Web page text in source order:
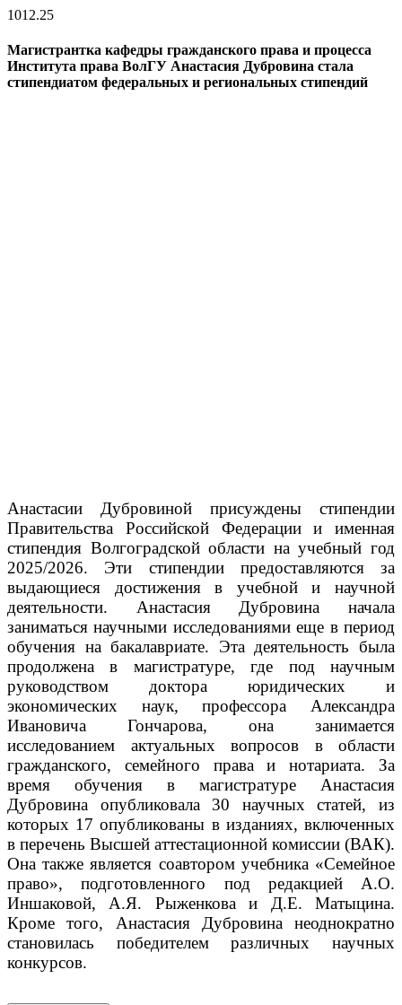
1012.25
Магистрантка кафедры гражданского права и процесса
Института права ВолГУ Анастасия Дубровина стала
стипендиатом федеральных и региональных стипендий
Анастасии Дубровиной присуждены стипендии
Правительства Российской Федерации и именная
стипендия Волгоградской области на учебный год
2025/2026. Эти стипендии предоставляются за
выдающиеся достижения в учебной и научной
деятельности. Анастасия Дубровина начала
заниматься научными исследованиями еще в период
обучения на бакалавриате. Эта деятельность была
продолжена в магистратуре, где под научным
руководством доктора юридических и
экономических наук, профессора Александра
Ивановича Гончарова, она занимается
исследованием актуальных вопросов в области
гражданского, семейного права и нотариата. За
время обучения в магистратуре Анастасия
Дубровина опубликовала 30 научных статей, из
которых 17 опубликованы в изданиях, включенных
в перечень Высшей аттестационной комиссии (ВАК).
Она также является соавтором учебника «Семейное
право», подготовленного под редакцией А.О.
Иншаковой, А.Я. Рыженкова и Д.Е. Матыцина.
Кроме того, Анастасия Дубровина неоднократно
становилась победителем различных научных
конкурсов.